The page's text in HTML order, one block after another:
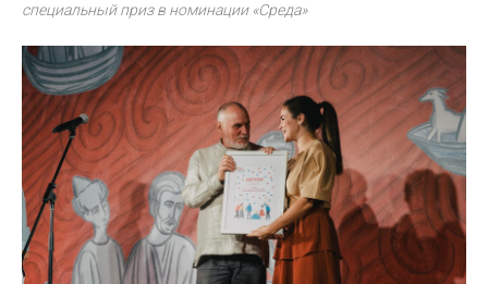
специальный приз в номинации «Среда»